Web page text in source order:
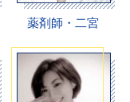
薬剤師・二宮